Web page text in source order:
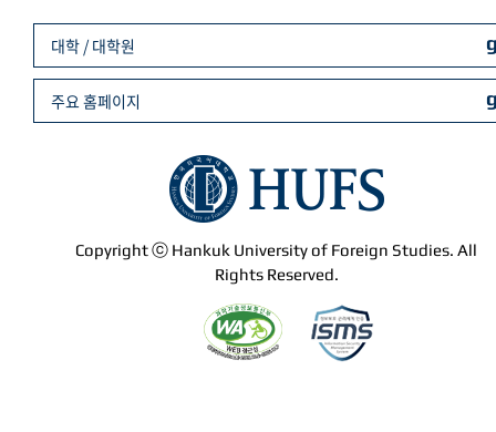
Copyright ⓒ Hankuk University of Foreign Studies. All
Rights Reserved.
대학 / 대학원
주요 홈페이지